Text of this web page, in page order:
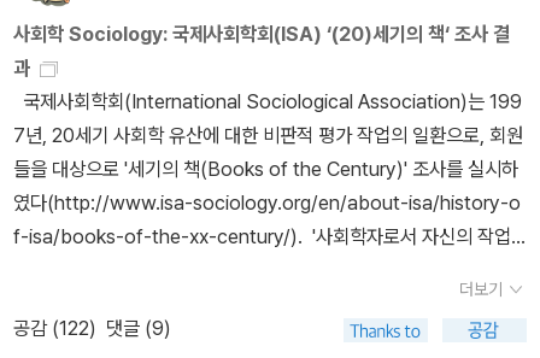
사, 2015 [Religion and the Rise of Capitlaism, 1926] 카를 폴
라니, 홍기빈 옮김, <거대한 전환>, 도서출판 길, 2009 [Geat Tran
sformation: The Political and Economic Origins of Our Tim
e, 1944] Kurt Samulsson, Religion and Economic Action: T
he Protestant Ethic, the Rise of Capitalism and the Abuses
of Scholarship [원제: Religion och ekonomi. 최초출간은 스웨
덴에서 1957년, 1961년 영역] E. P. 톰슨, 나종일 외 옮김, <영국 노
동계급의 형성>, 창비, 2000 [The Making of English Working
대장간, 2022 [The Revolution of the Saints: A Study in the
사회학 Sociology: 국제사회학회(ISA) ‘(20)세기의 책‘ 조사 결
과
국제사회학회(International Sociological Association)는 199
7년, 20세기 사회학 유산에 대한 비판적 평가 작업의 일환으로, 회원
들을 대상으로 '세기의 책(Books of the Century)' 조사를 실시하
였다(http://www.isa-sociology.org/en/about-isa/history-o
f-isa/books-of-the-xx-century/). '사회학자로서 자신의 작업
원 2,785명 중 455명이 답하였고, 막스 베버의 미완성 유작 『경제
와 사회』가 전체 표 중 20.9%를 얻어 1위를 차지하였다. 그러나 그
더보기
공감 (122) 댓글 (9)